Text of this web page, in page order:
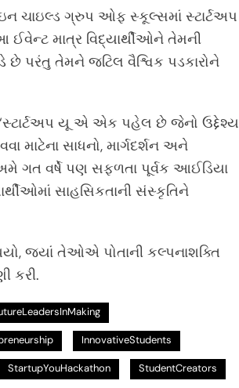
ચાઇલ્ડ ગ્રુપ ઓફ સ્કૂલ્સમાં સ્ટાર્ટઅપ
માત્ર વિદ્યાર્થીઓને તેમની
છે પરંતુ તેમને જટિલ વૈશ્વિક પડકારોને
યૂ એ એક પહેલ છે જેનો ઉદ્દેશ્ય
માટેના સાધનો, માર્ગદર્શન અને
ગત વર્ષે પણ સફળતા પૂર્વક આઈડિયા
સાહસિકતાની સંસ્કૃતિને
જ્યાં તેઓએ પોતાની કલ્પનાશક્તિ
કરી.
InnovativeStudents
StartupYouHackathon StudentCreators